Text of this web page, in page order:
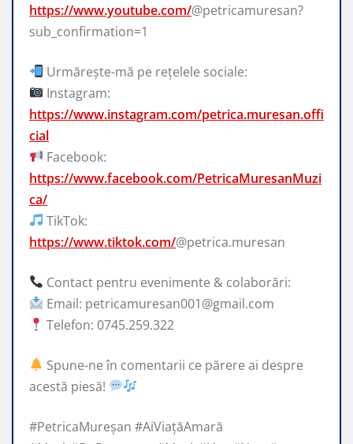
https://www.youtube.com/@petricamuresan?
sub_confirmation=1
Urmărește-mă pe rețelele sociale:
Instagram:
https://www.instagram.com/petrica.muresan.offi
cial
Facebook:
https://www.facebook.com/PetricaMuresanMuzi
ca/
TikTok:
https://www.tiktok.com/@petrica.muresan
Contact pentru evenimente & colaborări:
Email: petricamuresan001@gmail.com
Telefon: 0745.259.322
Spune-ne în comentarii ce părere ai despre
acestă piesă!
#PetricaMureșan #AiViațăAmară